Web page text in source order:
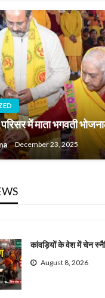
परिसर में माता भगवती
December 23, 2025
कांवड़ियों के वेश में चेन
August 8, 2026